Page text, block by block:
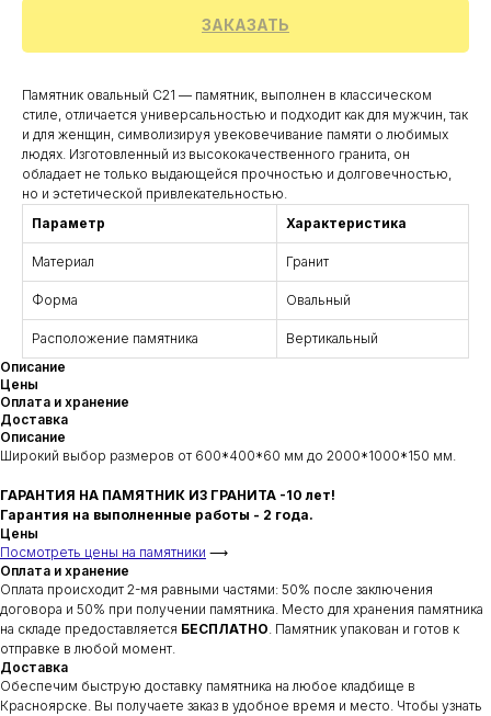
ЗАКАЗАТЬ
Памятник овальный С21 — памятник, выполнен в классическом
стиле, отличается универсальностью и подходит как для мужчин, так
и для женщин, символизируя увековечивание памяти о любимых
людях. Изготовленный из высококачественного гранита, он
обладает не только выдающейся прочностью и долговечностью,
но и эстетической привлекательностью.
Параметр
Характеристика
Материал Гранит
Форма Овальный
Расположение памятника
Вертикальный
Описание
Цены
Оплата и хранение
Доставка
Описание
Широкий выбор размеров от 600*400*60 мм до 2000*1000*150 мм.
ГАРАНТИЯ НА ПАМЯТНИК ИЗ ГРАНИТА -10 лет!
Гарантия на выполненные работы - 2 года.
Цены
Посмотреть цены на памятники ⟶
Оплата и хранение
Оплата происходит 2-мя равными частями: 50% после заключения
договора и 50% при получении памятника. Место для хранения памятника
на складе предоставляется БЕСПЛАТНО. Памятник упакован и готов к
отправке в любой момент.
Доставка
Обеспечим быструю доставку памятника на любое кладбище в
Красноярске. Вы получаете заказ в удобное время и место. Чтобы узнать